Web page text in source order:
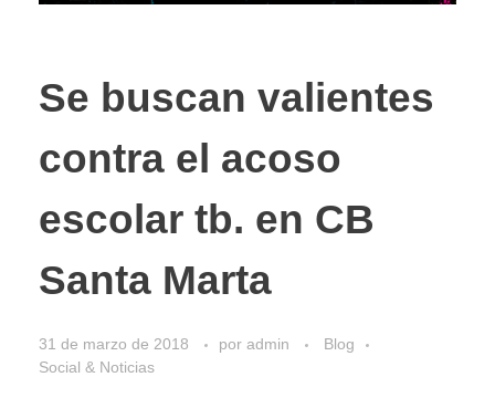
Se buscan valientes
contra el acoso
escolar tb. en CB
Santa Marta
31 de marzo de 2018 por admin
Blog
Social & Noticias